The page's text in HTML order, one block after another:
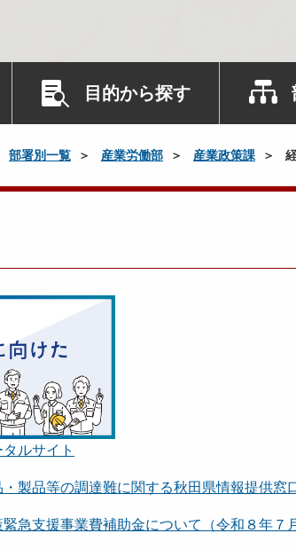
目的から探す
部署別一覧 産業労働部 産業政策課
ルサイト
製品等の調達難に関する秋田県情報提供窓
急支援事業費補助金について（令和８年７